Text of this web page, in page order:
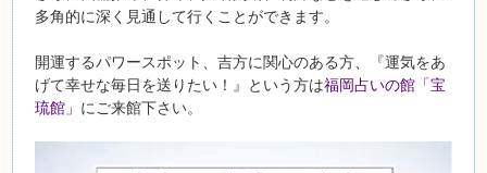
多角的に深く見通して行くことができます。
開運するパワースポット、吉方に関心のある方、『運気をあ
げて幸せな毎日を送りたい！』という方は福岡占いの館「宝
琉館」 にご来館下さい。